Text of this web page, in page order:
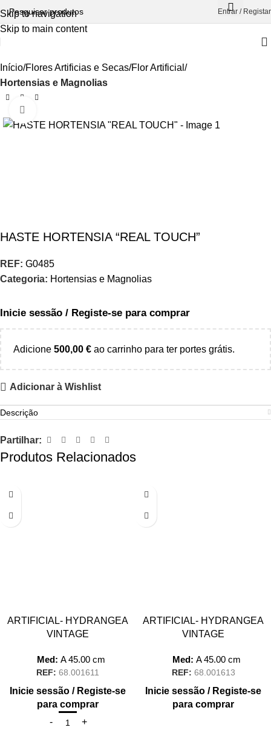
Skip to navigation
Skip to main content
Entrar / Registar
Início Flores Artificias e Secas Flor Artificial
Hortensias e Magnolias
HASTE HORTENSIA “REAL TOUCH”
REF: G0485
Categoria: Hortensias e Magnolias
Inicie sessão / Registe-se para comprar
Adicione 500,00 € ao carrinho para ter portes grátis.
Adicionar à Wishlist
Descrição
Partilhar:
Produtos Relacionados
ARTIFICIAL- HYDRANGEA
VINTAGE
Med: A45.00cm
REF: 68.001611
Inicie sessão / Registe-se
para comprar
ARTIFICIAL- HYDRANGEA
VINTAGE
Med: A45.00cm
REF: 68.001613
Inicie sessão / Registe-se
para comprar